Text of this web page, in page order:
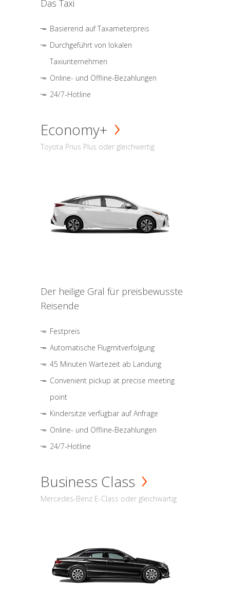
Das Taxi
Basierend auf Taxameterpreis
Durchgeführt von lokalen
Taxiunternehmen
Online- und Offline-Bezahlungen
24/7-Hotline
Economy+
Toyota Prius Plus oder gleichwertig
Der heilige Gral für preisbewusste
Reisende
Festpreis
Automatische Flugmitverfolgung
45 Minuten Wartezeit ab Landung
Convenient pickup at precise meeting
point
Kindersitze verfügbar auf Anfrage
Online- und Offline-Bezahlungen
24/7-Hotline
Business Class
Mercedes-Benz E-Class oder gleichwärtig